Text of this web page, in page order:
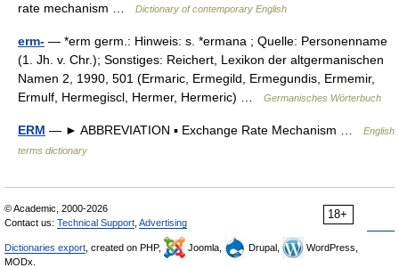
rate mechanism …
Dictionary of contemporary English
erm- — *erm germ.: Hinweis: s. *ermana ; Quelle: Personenname
(1. Jh. v. Chr.); Sonstiges: Reichert, Lexikon der altgermanischen
Namen 2, 1990, 501 (Ermaric, Ermegild, Ermegundis, Ermemir,
Ermulf, Hermegiscl, Hermer, Hermeric) …
Germanisches Wörterbuch
ERM — ► ABBREVIATION ▪ Exchange Rate Mechanism …
English
terms dictionary
18+
© Academic, 2000-2026
Contact us: Technical Support Advertising
Dictionaries export , created on PHP, Joomla, Drupal,
WordPress,
MODx.